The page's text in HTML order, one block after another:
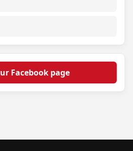
Facebook page